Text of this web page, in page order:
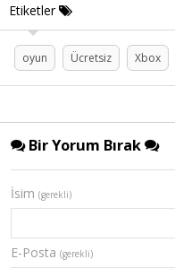
Etiketler
oyun Ücretsiz Xbox
Bir Yorum Bırak
İsim (gerekli)
E-Posta (gerekli)